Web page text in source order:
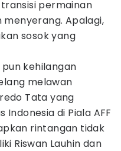
permainan
Apalagi,
sosok yang
kehilangan
melawan
Tata yang
di Piala AFF
rintangan tidak
Riswan Lauhin dan